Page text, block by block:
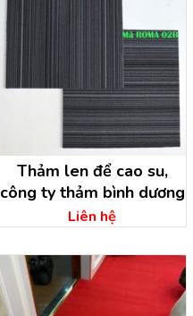
Thảm len để cao su,
công ty thảm bình dương
Liên hệ